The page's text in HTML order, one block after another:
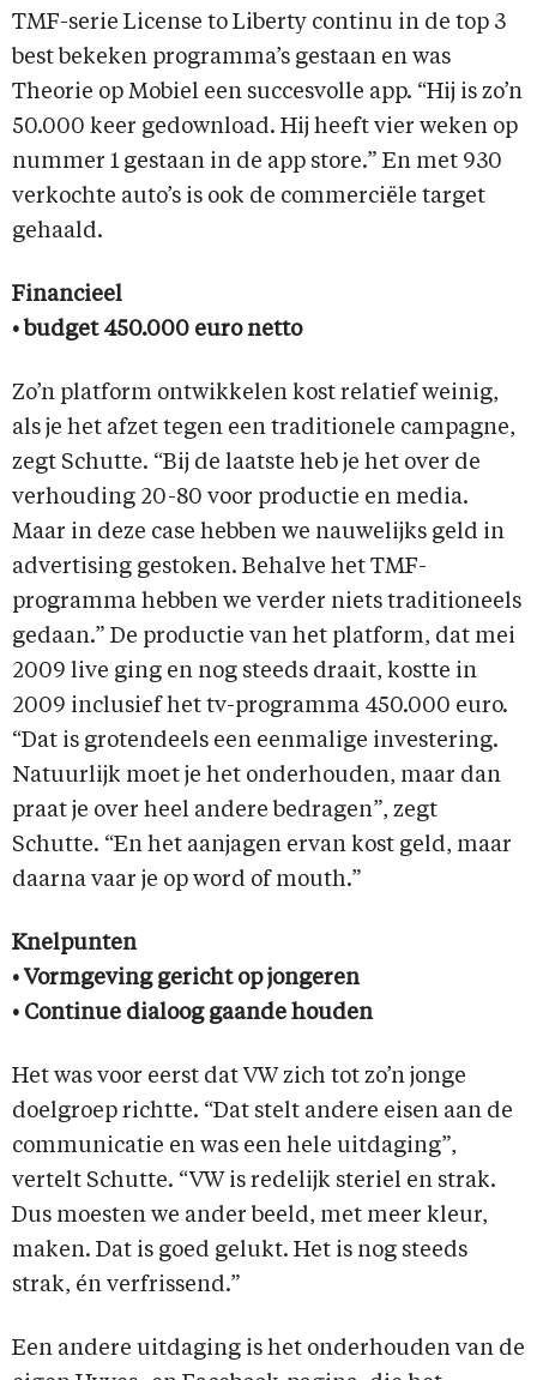
TMF-serie License to Liberty continu in de top 3
best bekeken programma’s gestaan en was
Theorie op Mobiel een succesvolle app. “Hij is zo’n
50.000 keer gedownload. Hij heeft vier weken op
nummer 1 gestaan in de app store.” En met 930
verkochte auto’s is ook de commerciële target
gehaald.
Financieel
• budget 450.000 euro netto
Zo’n platform ontwikkelen kost relatief weinig,
als je het afzet tegen een traditionele campagne,
zegt Schutte. “Bij de laatste heb je het over de
verhouding 20-80 voor productie en media.
Maar in deze case hebben we nauwelijks geld in
advertising gestoken. Behalve het TMF-
programma hebben we verder niets traditioneels
gedaan.” De productie van het platform, dat mei
2009 live ging en nog steeds draait, kostte in
2009 inclusief het tv-programma 450.000 euro.
“Dat is grotendeels een eenmalige investering.
Natuurlijk moet je het onderhouden, maar dan
praat je over heel andere bedragen”, zegt
Schutte. “En het aanjagen ervan kost geld, maar
daarna vaar je op word of mouth.”
Knelpunten
• Vormgeving gericht op jongeren
• Continue dialoog gaande houden
Het was voor eerst dat VW zich tot zo’n jonge
doelgroep richtte. “Dat stelt andere eisen aan de
communicatie en was een hele uitdaging”,
vertelt Schutte. “VW is redelijk steriel en strak.
Dus moesten we ander beeld, met meer kleur,
maken. Dat is goed gelukt. Het is nog steeds
strak, én verfrissend.”
Een andere uitdaging is het onderhouden van de